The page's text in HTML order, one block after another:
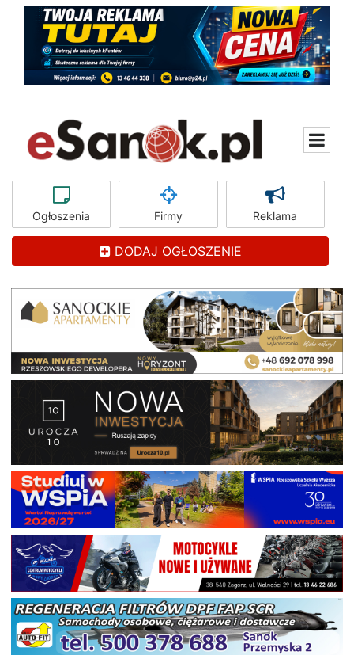
Ogłoszenia Firmy Reklama
DODAJ OGŁOSZENIE